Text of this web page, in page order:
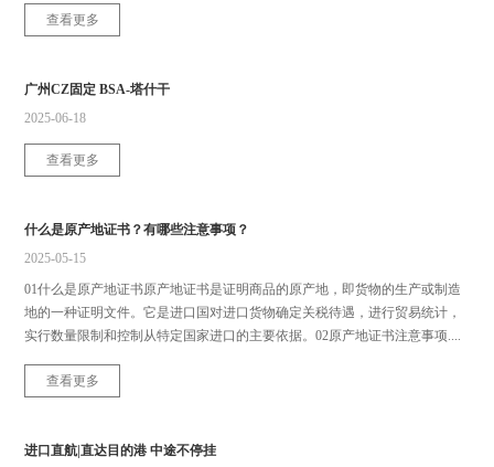
查看更多
广州CZ固定 BSA-塔什干
2025-06-18
查看更多
什么是原产地证书？有哪些注意事项？
2025-05-15
01什么是原产地证书原产地证书是证明商品的原产地，即货物的生产或制造
地的一种证明文件。它是进口国对进口货物确定关税待遇，进行贸易统计，
实行数量限制和控制从特定国家进口的主要依据。02原产地证书注意事项....
查看更多
进口直航|直达目的港 中途不停挂